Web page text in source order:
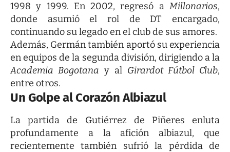
1998 y 1999. En 2002, regresó a Millonarios,
donde asumió el rol de DT encargado,
continuando su legado en el club de sus amores.
Además, Germán también aportó su experiencia
en equipos de la segunda división, dirigiendo a la
Academia Bogotana y al Girardot Fútbol Club,
entre otros.
Un Golpe al Corazón Albiazul
La partida de Gutiérrez de Piñeres enluta
profundamente a la afición albiazul, que
recientemente también sufrió la pérdida de